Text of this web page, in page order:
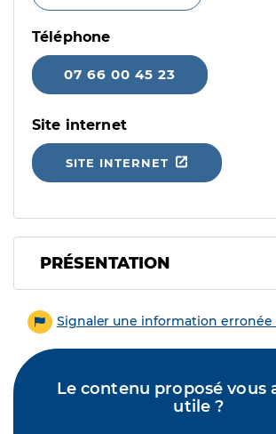
Téléphone
07 66 00 45 23
Site internet
SITE INTERNET
PRÉSENTATION
Signaler une information erronée
Le contenu proposé vous
utile ?